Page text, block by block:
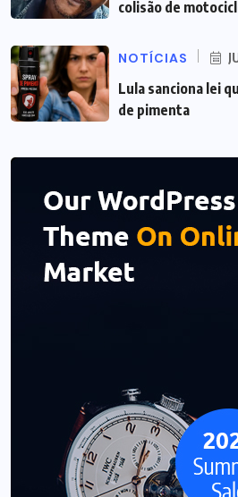
colisão de
NOTÍCIAS
Lula sanciona lei
de pimenta